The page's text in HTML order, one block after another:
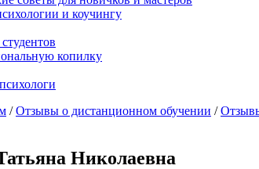
и коучингу
копилку
/Отзывы о дистанционном обучении /
Николаевна